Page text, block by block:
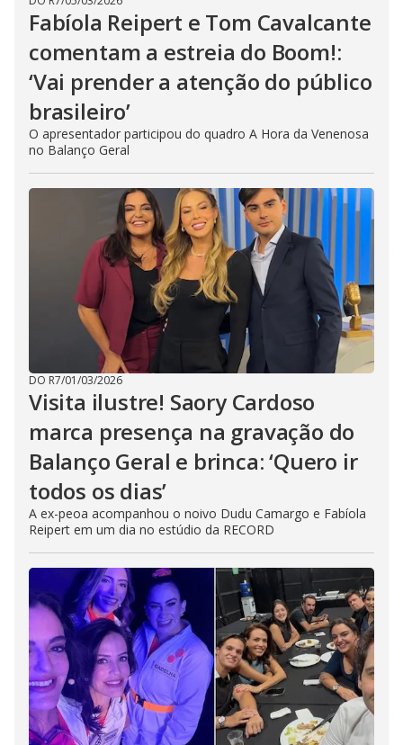
Fabíola Reipert e Tom Cavalcante
comentam a estreia do Boom!:
‘Vai prender a atenção do público
brasileiro’
O apresentador participou do quadro A Hora da Venenosa
no Balanço Geral
DO R7/01/03/2026
Visita ilustre! Saory Cardoso
marca presença na gravação do
Balanço Geral e brinca: ‘Quero ir
todos os dias’
A ex-peoa acompanhou o noivo Dudu Camargo e Fabíola
Reipert em um dia no estúdio da RECORD